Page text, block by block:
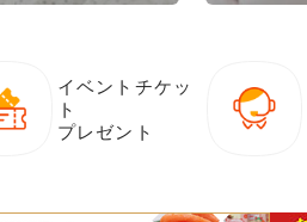
イベントチケッ
ト
プレゼント